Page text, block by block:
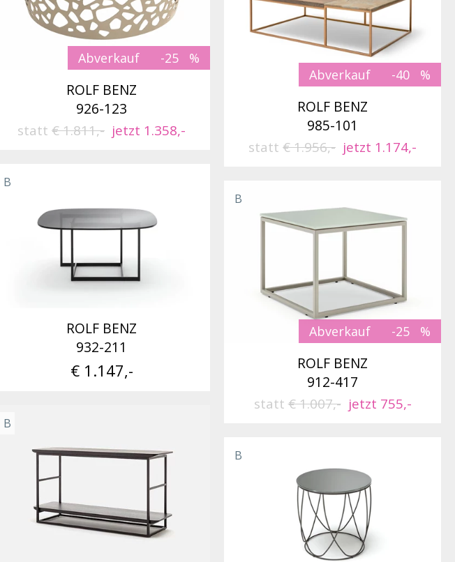
Abverkauf -25
ROLF BENZ
926-123
statt € 1.811,- jetzt 1.358,-
Abverkauf -40
ROLF BENZ
985-101
statt € 1.956,- jetzt 1.174,-
B
ROLF BENZ
932-211
€ 1.147,-
Abverkauf -25
B
ROLF BENZ
912-417
statt€ 1.007,- jetzt 755,-
B
B